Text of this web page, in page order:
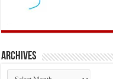
Archives
Archives